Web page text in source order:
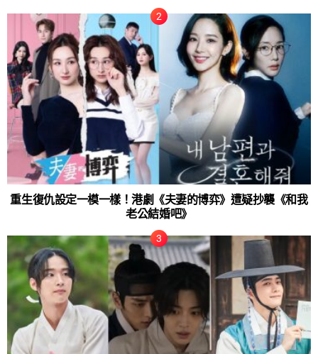
重生復仇設定一模一樣！港劇《夫妻的博弈》遭疑抄襲《和我
老公結婚吧》